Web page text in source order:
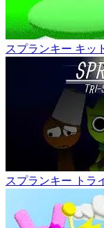
スプランキー キッ
スプランキー トラ